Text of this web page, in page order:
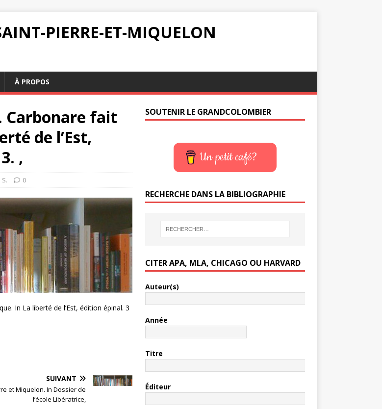
PIERRE-ET-MIQUELON
À PROPOS
Carbonare fait
de l’Est,
,
, S. 0
In La liberté de l’Est, édition épinal. 3
SUIVANT
et Miquelon. In Dossier de
l’école Libératrice,
SOUTENIR LE GRANDCOLOMBIER
Un petit café?
RECHERCHE DANS LA BIBLIOGRAPHIE
CITER APA, MLA, CHICAGO OU HARVARD
Auteur(s)
Année
Titre
Éditeur